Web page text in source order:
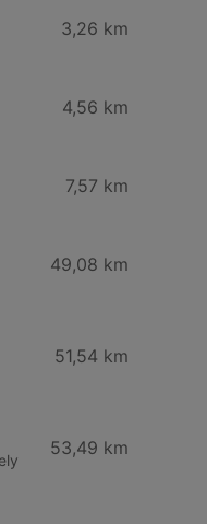
3,26 km
4,56 km
7,57 km
49,08 km
51,54 km
53,49 km